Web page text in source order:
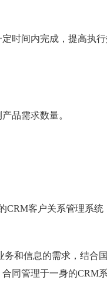
时间内完成，提高执行
品需求数量。
客户关系管理系统
和信息的需求，结合国
同管理于一身的CRM系